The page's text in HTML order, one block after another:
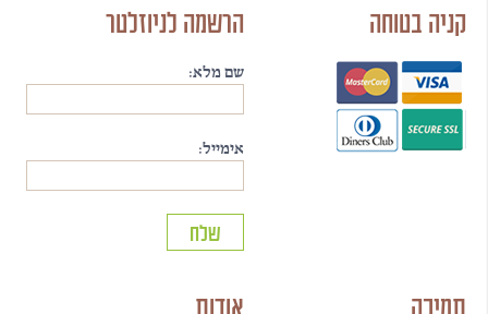
קניה בטוחה הרשמה לניוזלטר
שם מלא:
אימייל: